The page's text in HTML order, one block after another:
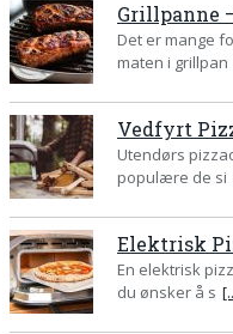
Grillpanne
Det er mange
maten i grillpan
Vedfyrt
Utendørs
populære de si
Elektrisk
En elektrisk
du ønsker å s